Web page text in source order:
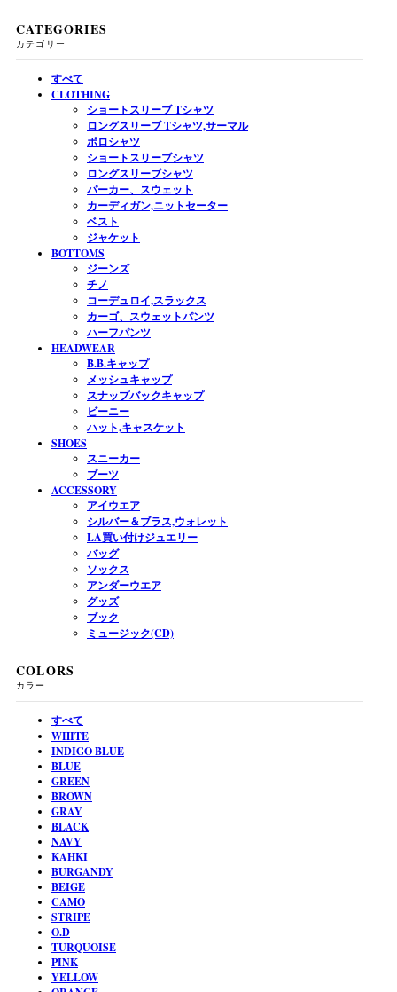
CATEGORIES
カテゴリー
すべて
CLOTHING
ショートスリーブ Tシャツ
ロングスリーブ Tシャツ,サーマル
ポロシャツ
ショートスリーブシャツ
ロングスリーブシャツ
パーカー、スウェット
カーディガン,ニットセーター
ベスト
ジャケット
BOTTOMS
ジーンズ
チノ
コーデュロイ,スラックス
カーゴ、スウェットパンツ
ハーフパンツ
HEADWEAR
B.B.キャップ
メッシュキャップ
スナップバックキャップ
ビーニー
ハット,キャスケット
SHOES
スニーカー
ブーツ
ACCESSORY
アイウエア
シルバー＆ブラス,ウォレット
LA買い付けジュエリー
バッグ
ソックス
アンダーウエア
グッズ
ブック
ミュージック(CD)
COLORS
カラー
すべて
WHITE
INDIGO BLUE
BLUE
GREEN
BROWN
GRAY
BLACK
NAVY
KAHKI
BURGANDY
BEIGE
CAMO
STRIPE
O.D
TURQUOISE
PINK
YELLOW